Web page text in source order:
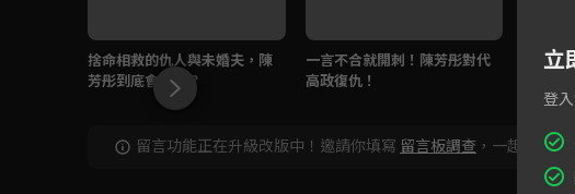
捨命相救的仇人與未婚夫，陳
芳彤到底會選誰？
一言不合就開刺！陳芳彤對代
高政復仇！
又用
留言功能正在升級改版中！邀請你填寫 留言板調查 ，一起共創新
立
登